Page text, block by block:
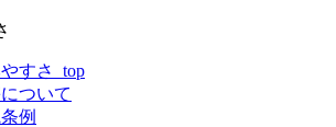
すさ_top
ついて
例